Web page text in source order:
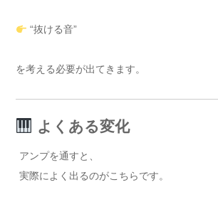
“抜ける音”
を考える必要が出てきます。
よくある変化
アンプを通すと、
実際によく出るのがこちらです。